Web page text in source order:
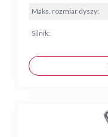
Maks. rozmiar dyszy:
Silnik: